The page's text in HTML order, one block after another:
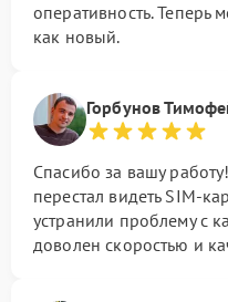
оперативность. Теперь
как новый.
Горбунов
Спасибо за вашу
перестал видеть SIM-
устранили проблему с
доволен скоростью и